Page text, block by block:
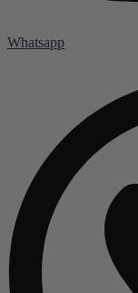
Whatsapp